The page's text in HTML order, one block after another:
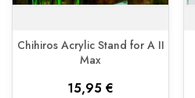
Chihiros Acrylic Stand for A II
Max
15,95 €